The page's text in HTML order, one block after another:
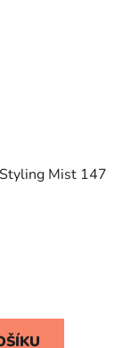
Mist 147